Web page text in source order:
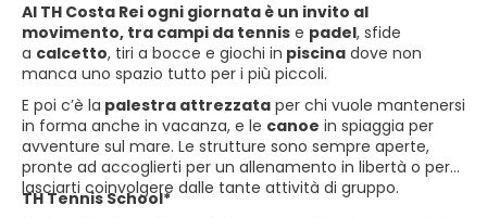
Al TH Costa Rei ogni giornata è un invito al
movimento, tra campi da tennis e padel, sfide
a calcetto, tiri a bocce e giochi in piscina dove non
manca uno spazio tutto per i più piccoli.
E poi c’è la palestra attrezzata per chi vuole mantenersi
in forma anche in vacanza, e le canoe in spiaggia per
avventure sul mare. Le strutture sono sempre aperte,
pronte ad accoglierti per un allenamento in libertà o per
lasciarti coinvolgere dalle tante attività di gruppo.
TH Tennis School*